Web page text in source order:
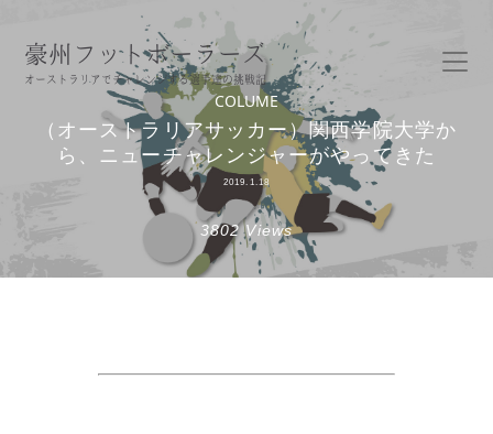
豪州フットボーラーズ
オーストラリアでチャレンジする選手達の挑戦記
COLUME
（オーストラリアサッカー）関西学院大学か
ら、ニューチャレンジャーがやってきた
2019.1.18
3802 Views